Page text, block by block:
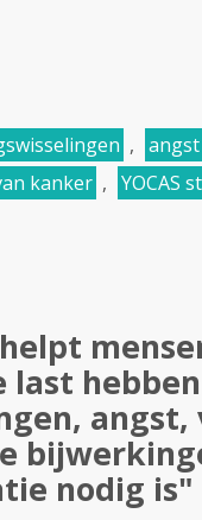
, angst
kanker , YOCAS
last
nodig is"